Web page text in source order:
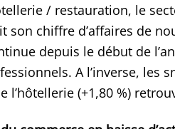
/ restauration, le
son chiffre d’affaires de
depuis le début de
A l’inverse, les
l’hôtellerie (+1,80 %)